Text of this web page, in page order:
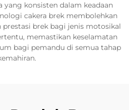
yang konsisten dalam keadaan
cakera brek membolehkan
brek bagi jenis motosikal
memastikan keselamatan
bagi pemandu di semua tahap